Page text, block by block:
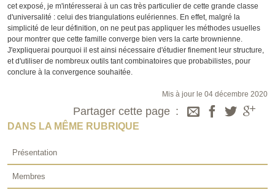
cet exposé, je m'intéresserai à un cas très particulier de cette grande classe
d'universalité : celui des triangulations eulériennes. En effet, malgré la
simplicité de leur définition, on ne peut pas appliquer les méthodes usuelles
pour montrer que cette famille converge bien vers la carte brownienne.
J'expliquerai pourquoi il est ainsi nécessaire d'étudier finement leur structure,
et d'utiliser de nombreux outils tant combinatoires que probabilistes, pour
conclure à la convergence souhaitée.
Mis à jour le 04 décembre 2020
Partager cette page
DANS LA MÊME RUBRIQUE
Présentation
Membres